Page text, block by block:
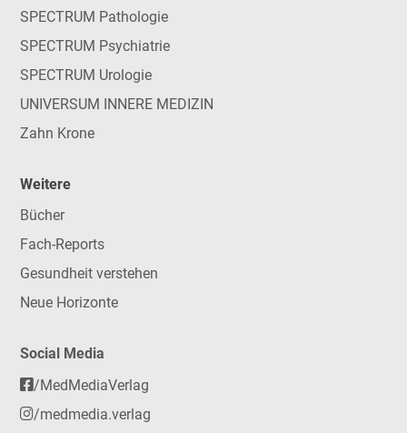
SPECTRUM Pathologie
SPECTRUM Psychiatrie
SPECTRUM Urologie
UNIVERSUM INNERE MEDIZIN
Zahn Krone
Weitere
Bücher
Fach-Reports
Gesundheit verstehen
Neue Horizonte
Social Media
/MedMediaVerlag
/medmedia.verlag